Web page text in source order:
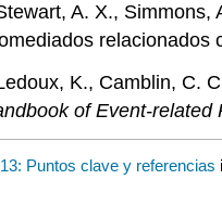
A. X.,
relacionados
K., Camblin, C.
of Event-related
Puntos clave y referencias